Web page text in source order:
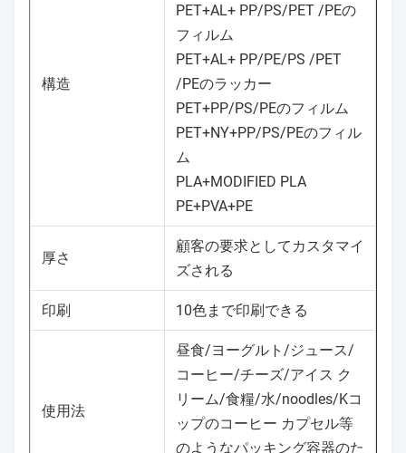
構造
PET+AL+ PP/PS/PET /PEの
フィルム
PET+AL+ PP/PE/PS /PET
/PEのラッカー
PET+PP/PS/PEのフィルム
PET+NY+PP/PS/PEのフィル
ム
PLA+MODIFIED PLA
PE+PVA+PE
厚さ
顧客の要求としてカスタマイ
ズされる
印刷 10色まで印刷できる
使用法
昼食/ヨーグルト/ジュース/
コーヒー/チーズ/アイス ク
リーム/食糧/水/noodles/Kコ
ップのコーヒー カプセル等
のようなパッキング容器のた